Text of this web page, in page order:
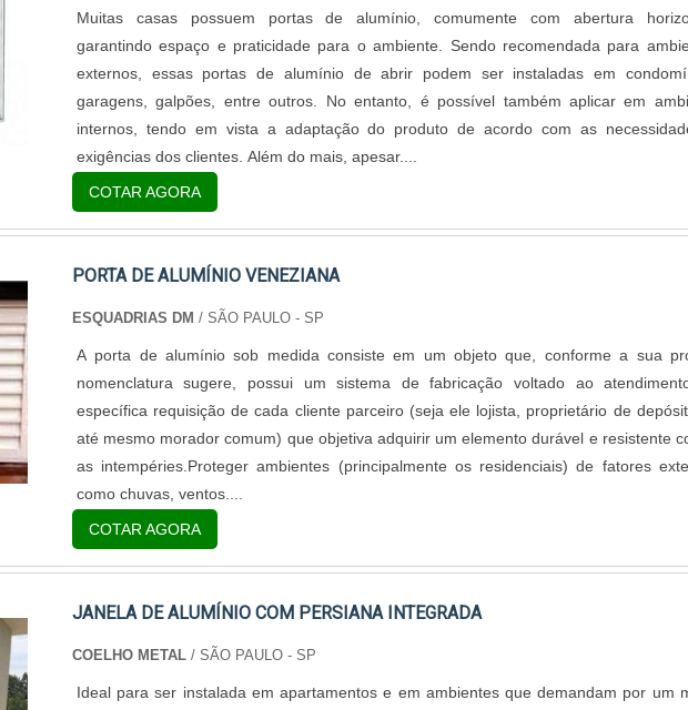
cuidados e precauções com o uso das escadas, entre os quais é possível destacar:
utilizar a escada próxima da rede elétrica; Verificar sempre a condição de
que se encontra a escada; Manter ela bem fixa, garantindo que ela não se
derrape após subir sobre a escada, evitando também locais escorregadios; Não
calçados escorregadios; Se possível, utilizar equipamentos de proteção individual,
caso de algum acidente, o risco de lesão ser menor.Para adquirir escadas de
fundamental realizar uma pesquisa de mercado que reúna todas as
especializadas na comercialização desse produto, visando sempre contar com as
de maior qualidade do mercado. LUGAR PERFEITO PARA ENCONTRAR
ALUMÍNIO 7 DEGRAUSConhecer a Impact Escadas é importante por conta da
total satisfação dos clientes..
Muitas casas possuem portas de alumínio, comumente com abertura
garantindo espaço e praticidade para o ambiente. Sendo recomendada para
externos, essas portas de alumínio de abrir podem ser instaladas em
garagens, galpões, entre outros. No entanto, é possível também aplicar em
internos, tendo em vista a adaptação do produto de acordo com as
exigências dos clientes. Além do mais, apesar....
COTAR AGORA
PORTA DE ALUMÍNIO VENEZIANA
ESQUADRIAS DM / SÃO PAULO - SP
A porta de alumínio sob medida consiste em um objeto que, conforme a sua
nomenclatura sugere, possui um sistema de fabricação voltado ao
específica requisição de cada cliente parceiro (seja ele lojista, proprietário de
até mesmo morador comum) que objetiva adquirir um elemento durável e resistente
as intempéries.Proteger ambientes (principalmente os residenciais) de fatores
como chuvas, ventos....
COTAR AGORA
JANELA DE ALUMÍNIO COM PERSIANA INTEGRADA
COELHO METAL/ SÃO PAULO - SP
Ideal para ser instalada em apartamentos e em ambientes que demandam por um